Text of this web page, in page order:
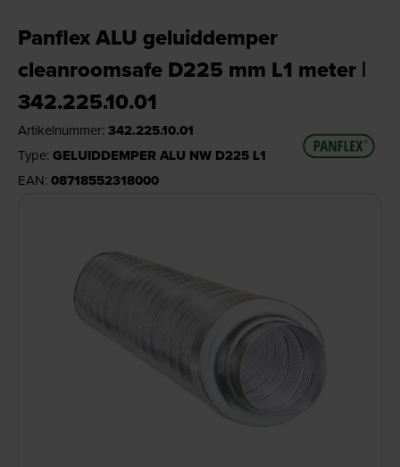
Panflex ALU geluiddemper
cleanroomsafe D225 mm L1 meter |
342.225.10.01
Artikelnummer: 342.225.10.01
Type: GELUIDDEMPER ALU NW D225 L1
EAN: 08718552318000